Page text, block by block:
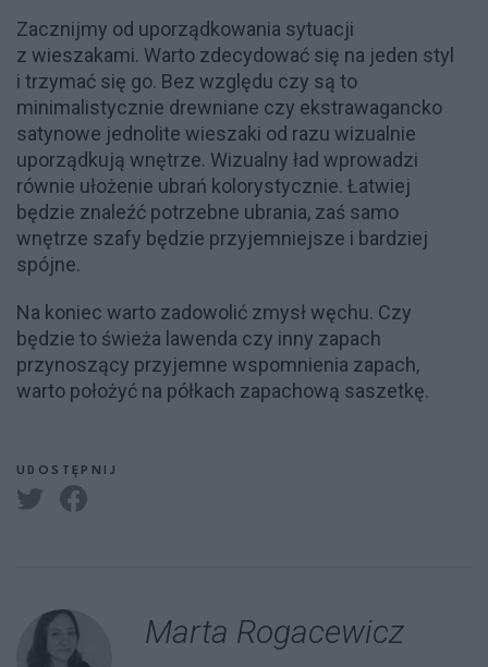
Zacznijmy od uporządkowania sytuacji
z wieszakami. Warto zdecydować się na jeden styl
i trzymać się go. Bez względu czy są to
minimalistycznie drewniane czy ekstrawagancko
satynowe jednolite wieszaki od razu wizualnie
uporządkują wnętrze. Wizualny ład wprowadzi
równie ułożenie ubrań kolorystycznie. Łatwiej
będzie znaleźć potrzebne ubrania, zaś samo
wnętrze szafy będzie przyjemniejsze i bardziej
spójne.
Na koniec warto zadowolić zmysł węchu. Czy
będzie to świeża lawenda czy inny zapach
przynoszący przyjemne wspomnienia zapach,
warto położyć na półkach zapachową saszetkę.
UDOSTĘPNIJ
Marta Rogacewicz